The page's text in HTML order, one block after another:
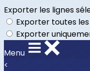
Exporter les lignes
Exporter toutes
Exporter
Menu
<